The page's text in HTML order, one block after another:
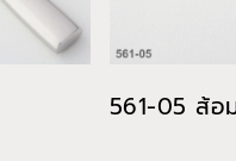
561-05 ส้อ